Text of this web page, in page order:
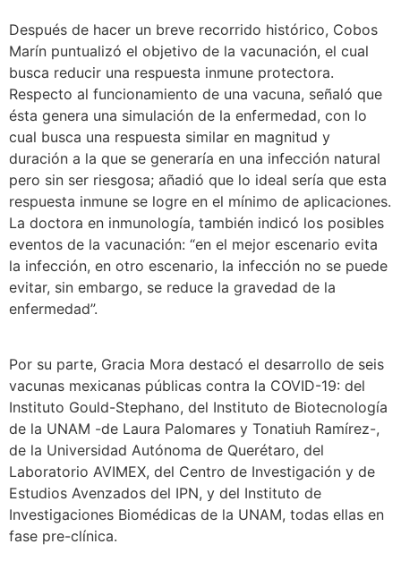
Después de hacer un breve recorrido histórico, Cobos
Marín puntualizó el objetivo de la vacunación, el cual
busca reducir una respuesta inmune protectora.
Respecto al funcionamiento de una vacuna, señaló que
ésta genera una simulación de la enfermedad, con lo
cual busca una respuesta similar en magnitud y
duración a la que se generaría en una infección natural
pero sin ser riesgosa; añadió que lo ideal sería que esta
respuesta inmune se logre en el mínimo de aplicaciones.
La doctora en inmunología, también indicó los posibles
eventos de la vacunación: “en el mejor escenario evita
la infección, en otro escenario, la infección no se puede
evitar, sin embargo, se reduce la gravedad de la
enfermedad”.
Por su parte, Gracia Mora destacó el desarrollo de seis
vacunas mexicanas públicas contra la COVID-19: del
Instituto Gould-Stephano, del Instituto de Biotecnología
de la UNAM -de Laura Palomares y Tonatiuh Ramírez-,
de la Universidad Autónoma de Querétaro, del
Laboratorio AVIMEX, del Centro de Investigación y de
Estudios Avenzados del IPN, y del Instituto de
Investigaciones Biomédicas de la UNAM, todas ellas en
fase pre-clínica.